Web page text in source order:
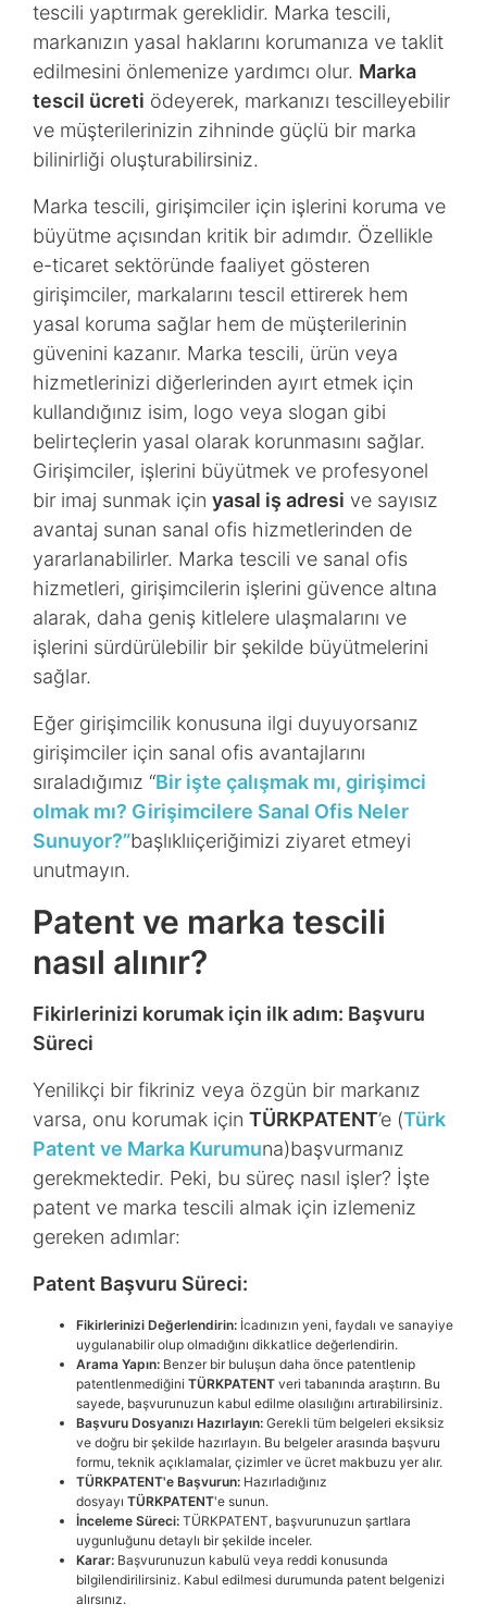
tescili yaptırmak gereklidir. Marka tescili,
markanızın yasal haklarını korumanıza ve taklit
edilmesini önlemenize yardımcı olur. Marka
tescil ücreti ödeyerek, markanızı tescilleyebilir
ve müşterilerinizin zihninde güçlü bir marka
bilinirliği oluşturabilirsiniz.
Marka tescili, girişimciler için işlerini koruma ve
büyütme açısından kritik bir adımdır. Özellikle
e-ticaret sektöründe faaliyet gösteren
girişimciler, markalarını tescil ettirerek hem
yasal koruma sağlar hem de müşterilerinin
güvenini kazanır. Marka tescili, ürün veya
hizmetlerinizi diğerlerinden ayırt etmek için
kullandığınız isim, logo veya slogan gibi
belirteçlerin yasal olarak korunmasını sağlar.
Girişimciler, işlerini büyütmek ve profesyonel
bir imaj sunmak için yasal iş adresi ve sayısız
avantaj sunan sanal ofis hizmetlerinden de
yararlanabilirler. Marka tescili ve sanal ofis
hizmetleri, girişimcilerin işlerini güvence altına
alarak, daha geniş kitlelere ulaşmalarını ve
işlerini sürdürülebilir bir şekilde büyütmelerini
sağlar.
Eğer girişimcilik konusuna ilgi duyuyorsanız
girişimciler için sanal ofis avantajlarını
sıraladığımız “Bir işte çalışmak mı, girişimci
olmak mı? Girişimcilere Sanal Ofis Neler
Sunuyor?”başlıklıiçeriğimizi ziyaret etmeyi
unutmayın.
Patent ve marka tescili
nasıl alınır?
Fikirlerinizi korumak için ilk adım: Başvuru
Süreci
Yenilikçi bir fikriniz veya özgün bir markanız
varsa, onu korumak için TÜRKPATENT’e (Türk
Patent ve Marka Kurumuna)başvurmanız
gerekmektedir. Peki, bu süreç nasıl işler? İşte
patent ve marka tescili almak için izlemeniz
gereken adımlar:
Patent Başvuru Süreci:
Fikirlerinizi Değerlendirin: İcadınızın yeni, faydalı ve sanayiye
uygulanabilir olup olmadığını dikkatlice değerlendirin.
Arama Yapın: Benzer bir buluşun daha önce patentlenip
patentlenmediğini TÜRKPATENT veri tabanında araştırın. Bu
sayede, başvurunuzun kabul edilme olasılığını artırabilirsiniz.
Başvuru Dosyanızı Hazırlayın: Gerekli tüm belgeleri eksiksiz
ve doğru bir şekilde hazırlayın. Bu belgeler arasında başvuru
formu, teknik açıklamalar, çizimler ve ücret makbuzu yer alır.
TÜRKPATENT'e Başvurun: Hazırladığınız
dosyayı TÜRKPATENT'e sunun.
İnceleme Süreci: TÜRKPATENT, başvurunuzun şartlara
uygunluğunu detaylı bir şekilde inceler.
Karar: Başvurunuzun kabulü veya reddi konusunda
bilgilendirilirsiniz. Kabul edilmesi durumunda patent belgenizi
alırsınız.